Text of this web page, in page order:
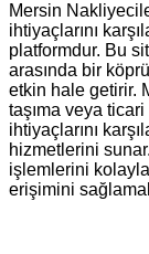
Mersin
ihtiyaçlarını
platformdur. Bu
arasında bir
etkin hale getirir.
taşıma veya
ihtiyaçlarını
hizmetlerini
işlemlerini
erişimini